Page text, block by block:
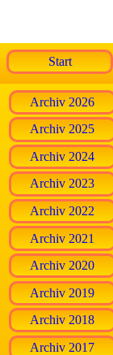
Start
Archiv 2026
Archiv 2025
Archiv 2024
Archiv 2023
Archiv 2022
Archiv 2021
Archiv 2020
Archiv 2019
Archiv 2018
Archiv 2017